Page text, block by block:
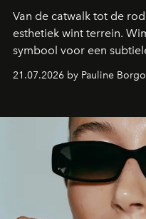
Van de catwalk tot de
esthetiek wint terrein.
symbool voor een
aan make-up.
21.07.2026 by Pauline